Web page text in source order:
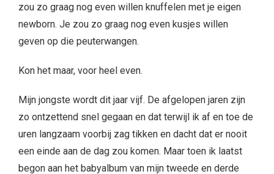
zou zo graag nog even willen knuffelen met je eigen
newborn. Je zou zo graag nog even kusjes willen
geven op die peuterwangen.
Kon het maar, voor heel even.
Mijn jongste wordt dit jaar vijf. De afgelopen jaren zijn
zo ontzettend snel gegaan en dat terwijl ik af en toe de
uren langzaam voorbij zag tikken en dacht dat er nooit
een einde aan de dag zou komen. Maar toen ik laatst
begon aan het babyalbum van mijn tweede en derde